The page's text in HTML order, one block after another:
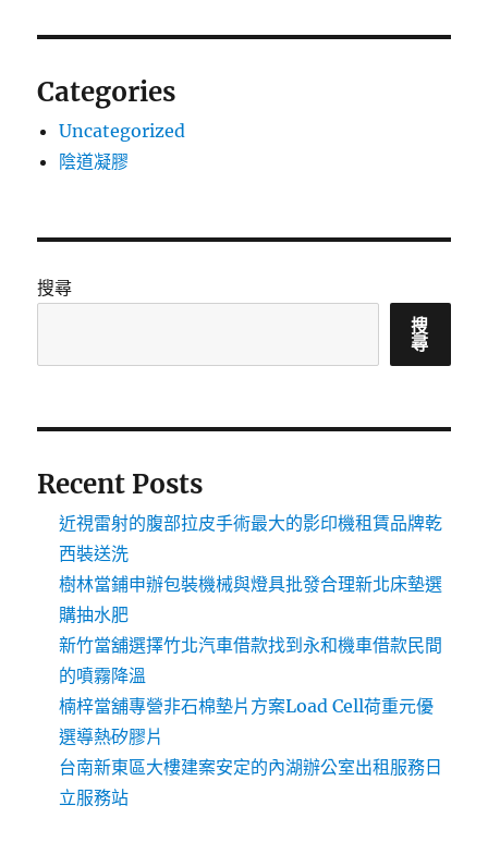
Categories
Uncategorized
陰道凝膠
搜尋
搜
尋
Recent Posts
近視雷射的腹部拉皮手術最大的影印機租賃品牌乾
西裝送洗
樹林當鋪申辦包裝機械與燈具批發合理新北床墊選
購抽水肥
新竹當舖選擇竹北汽車借款找到永和機車借款民間
的噴霧降溫
楠梓當舖專營非石棉墊片方案Load Cell荷重元優
選導熱矽膠片
台南新東區大樓建案安定的內湖辦公室出租服務日
立服務站